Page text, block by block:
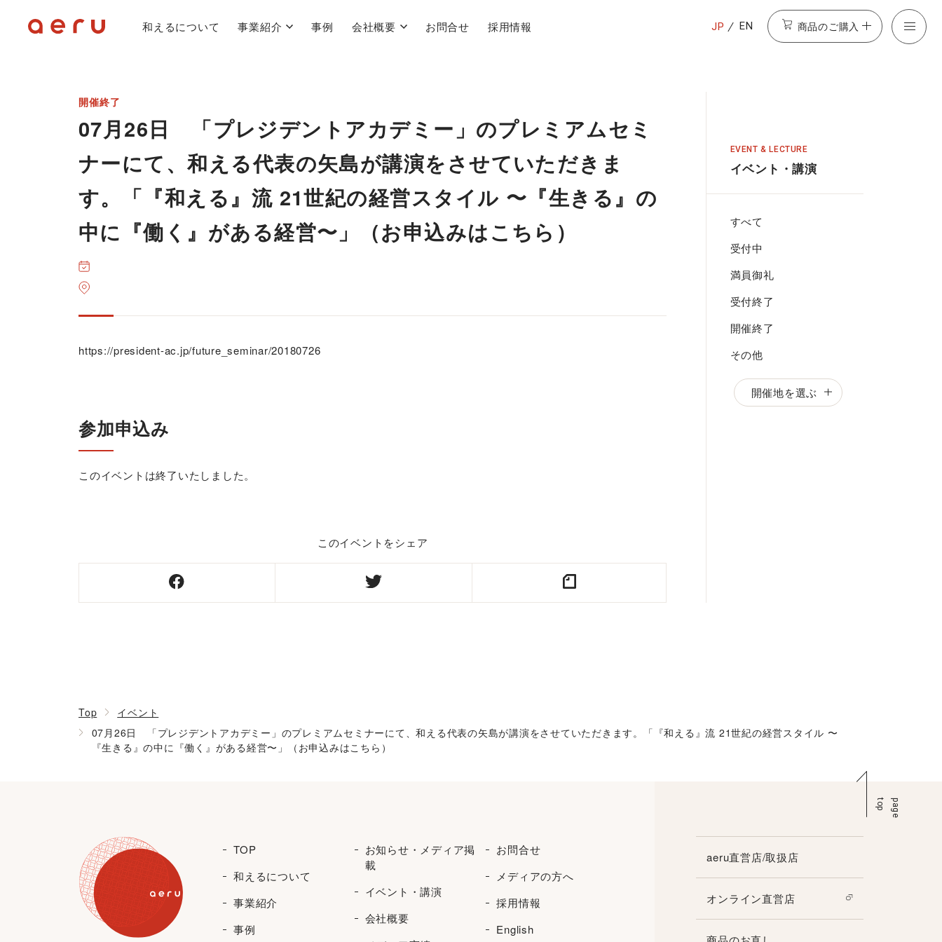
和えるについて 事業紹介 事例 会社概要 お問合せ 採用情報 JP EN 商品のご購入
開催終了
07月26日 「プレジデントアカデミー」のプレミアムセミ
ナーにて、和える代表の矢島が講演をさせていただきま
す。「『和える』流 21世紀の経営スタイル 〜『生きる』の
中に『働く』がある経営〜」（お申込みはこちら）
https://president-ac.jp/future_seminar/20180726
参加申込み
このイベントは終了いたしました。
このイベントをシェア
EVENT & LECTURE
イベント・講演
すべて
受付中
満員御礼
受付終了
開催終了
その他
開催地を選ぶ
Top
イベント
07月26日 「プレジデントアカデミー」のプレミアムセミナーにて、和える代表の矢島が講演をさせていただきます。「『和える』流 21世紀の経営スタイル 〜
『生きる』の中に『働く』がある経営〜」（お申込みはこちら）
p
a
g
e
t
o
p
TOP
和えるについて
事業紹介
事例
お知らせ・メディア掲
載
イベント・講演
会社概要
お問合せ
メディアの方へ
採用情報
English
aeru直営店/取扱店
オンライン直営店